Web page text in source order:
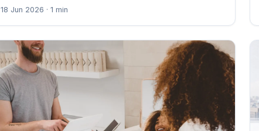
18 Jun 2026 · 1 min